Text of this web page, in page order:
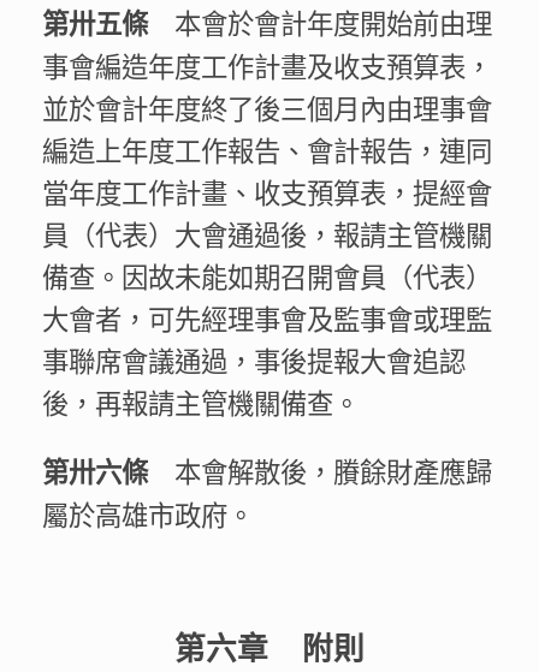
第卅五條本會於會計年度開始前由理
事會編造年度工作計畫及收支預算表，
並於會計年度終了後三個月內由理事會
編造上年度工作報告、會計報告，連同
當年度工作計畫、收支預算表，提經會
員（代表）大會通過後，報請主管機關
備查。因故未能如期召開會員（代表）
大會者，可先經理事會及監事會或理監
事聯席會議通過，事後提報大會追認
後，再報請主管機關備查。
第卅六條本會解散後，賸餘財產應歸
屬於高雄市政府。
第六章 附則